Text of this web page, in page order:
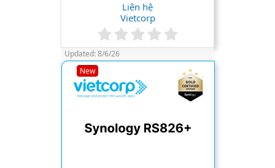
Liên hệ
Vietcorp
.
0
0
s
t
r
(
Updated:8/6/26
New